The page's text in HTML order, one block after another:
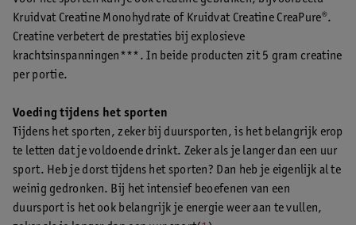
Kruidvat Creatine Monohydrate of Kruidvat Creatine CreaPure®.
Creatine verbetert de prestaties bij explosieve
krachtsinspanningen***. In beide producten zit 5 gram creatine
per portie.
Voeding tijdens het sporten
Tijdens het sporten, zeker bij duursporten, is het belangrijk erop
te letten dat je voldoende drinkt. Zeker als je langer dan een uur
sport. Heb je dorst tijdens het sporten? Dan heb je eigenlijk al te
weinig gedronken. Bij het intensief beoefenen van een
duursport is het ook belangrijk je energie weer aan te vullen,